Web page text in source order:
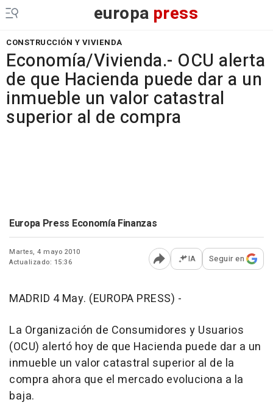
europa press
CONSTRUCCIÓN Y VIVIENDA
Economía/Vivienda.- OCU alerta
de que Hacienda puede dar a un
inmueble un valor catastral
superior al de compra
Europa Press Economía Finanzas
Martes, 4 mayo 2010
Actualizado: 15:36
Abrir opciones para
IA Seguir en
MADRID 4 May. (EUROPA PRESS) -
La Organización de Consumidores y Usuarios
(OCU) alertó hoy de que Hacienda puede dar a un
inmueble un valor catastral superior al de la
compra ahora que el mercado evoluciona a la
baja.